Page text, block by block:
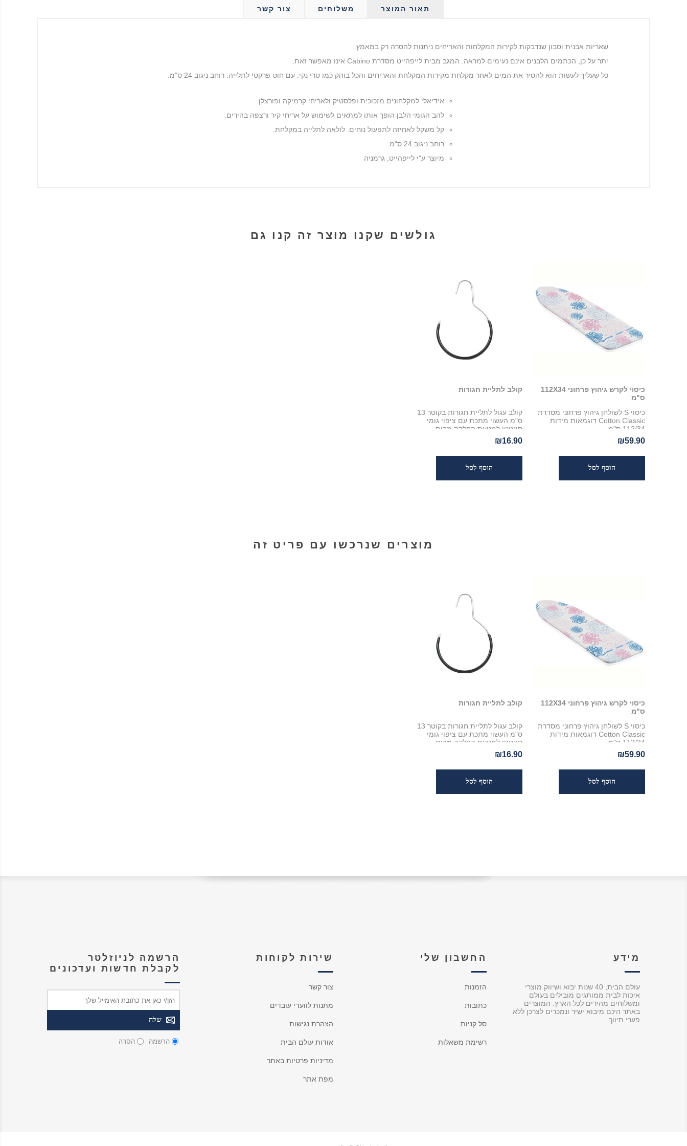
תאור המוצר משלוחים צור קשר
שאריות אבנית וסבון שנדבקות לקירות המקלחות והאריחים ניתנות להסרה רק במאמץ.
יתר על כן, הכתמים הלבנים אינם נעימים למראה. המגב מבית לייפהייט מסדרת Cabino אינו מאפשר זאת.
כל שעליך לעשות הוא להסיר את המים לאחר מקלחת מקירות המקלחת והאריחים והכל בוהק כמו טרי נקי. עם חוט פרקטי לתלייה. רוחב ניגוב 24 ס"מ.
אידיאלי למקלחונים מזכוכית ופלסטיק ולאריחי קרמיקה ופורצלן.
להב הגומי הלבן הופך אותו למתאים לשימוש על אריחי קיר ורצפה בהירים.
קל משקל לאחיזה לתפעול נוחים. לולאה לתלייה במקלחת.
רוחב ניגוב 24 ס"מ.
מיוצר ע"י לייפהייט, גרמניה
גולשים שקנו מוצר זה קנו גם
כיסוי לקרש גיהוץ פרחוני 112X34
ס"מ
כיסוי S לשולחן גיהוץ פרחוני מסדרת
Cotton Classic דוגמאות מידות
112/34 ס"מ
₪59.90
קולב לתליית חגורות
קולב עגול לתליית חגורות בקוטר 13
ס"מ העשוי מתכת עם ציפוי גומי
סינטטי למניעת החלקה מבית
Coronet
₪16.90
מוצרים שנרכשו עם פריט זה
כיסוי לקרש גיהוץ פרחוני 112X34
ס"מ
כיסוי S לשולחן גיהוץ פרחוני מסדרת
Cotton Classic דוגמאות מידות
112/34 ס"מ
₪59.90
קולב לתליית חגורות
קולב עגול לתליית חגורות בקוטר 13
ס"מ העשוי מתכת עם ציפוי גומי
סינטטי למניעת החלקה מבית
Coronet
₪16.90
מידע
עולם הבית; 40 שנות יבוא ושיווק מוצרי
איכות לבית ממותגים מובילים בעולם
ומשלוחים מהירים לכל הארץ. המוצרים
באתר הינם מיבוא ישיר ונמכרים לצרכן ללא
פערי תיווך
החשבון שלי
הזמנות
כתובות
סל קניות
רשימת משאלות
שירות לקוחות
צור קשר
מתנות לוועדי עובדים
הצהרת נגישות
אודות עולם הבית
מדיניות פרטיות באתר
מפת אתר
הרשמה לניוזלטר
לקבלת חדשות ועדכונים
הרשמה הסרה